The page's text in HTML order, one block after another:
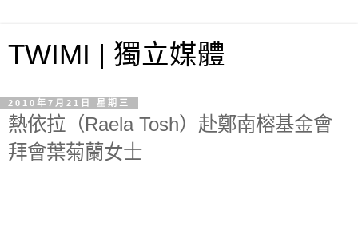
TWIMI | 獨立媒體
2010年7月21日 星期三
熱依拉（Raela Tosh）赴鄭南榕基金會
拜會葉菊蘭女士